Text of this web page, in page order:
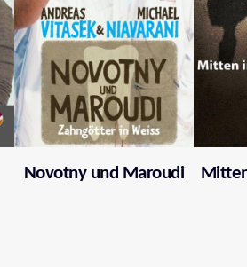
Novotny und Maroudi